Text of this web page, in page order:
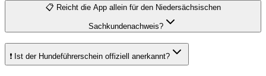
📋 Reicht die App allein für den Niedersächsischen
Sachkundenachweis?
❗️ Ist der Hundeführerschein offiziell anerkannt?